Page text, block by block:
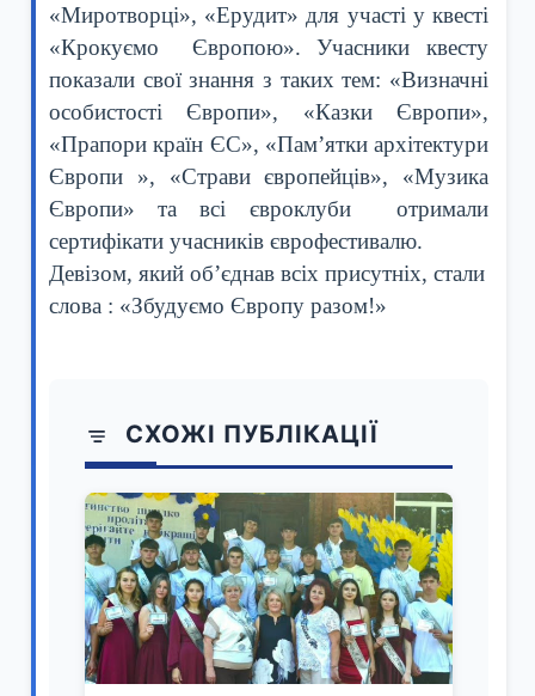
«Миротворці», «Ерудит» для участі у квесті
«Крокуємо Європою». Учасники квесту
показали свої знання з таких тем: «Визначні
особистості Європи», «Казки Європи»,
«Прапори країн ЄС», «Пам’ятки архітектури
Європи », «Страви європейців», «Музика
Європи» та всі євроклуби отримали
сертифікати учасників єврофестивалю.
Девізом, який об’єднав всіх присутніх, стали
слова : «Збудуємо Європу разом!»
СХОЖІ ПУБЛІКАЦІЇ